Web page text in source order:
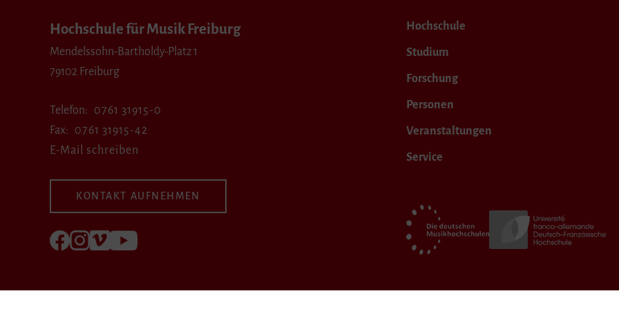
Hochschule für Musik Freiburg
Mendelssohn-Bartholdy-Platz 1
79102 Freiburg
Telefon
0761 31915-0
Fax
0761 31915-42
E-Mail schreiben
KONTAKT AUFNEHMEN
Folgen Sie uns auf Facebook
Folgen Sie uns auf Instagram
Besuchen Sie uns bei Vimeo
Hochschule
Studium
Forschung
Personen
Veranstaltungen
Service